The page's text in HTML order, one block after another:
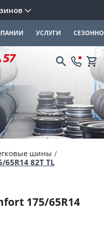
УСЛУГИ
шины
82T TL
175/65R14